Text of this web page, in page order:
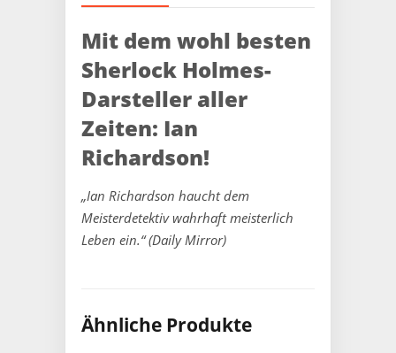
Mit dem wohl besten
Sherlock Holmes-
Darsteller aller
Zeiten: Ian
Richardson!
„Ian Richardson haucht dem
Meisterdetektiv wahrhaft meisterlich
Leben ein.“ (Daily Mirror)
Ähnliche Produkte